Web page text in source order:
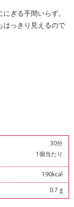
ぎる手間いらず。
はっきり見えるので
30分
1個当たり
190kcal
0.7 g